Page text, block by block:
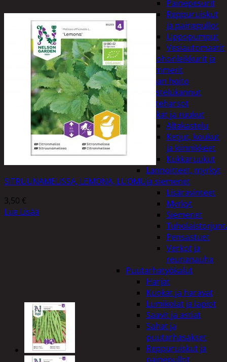
Painepesurit
Reppuruiskut
ja painepullot
Uppopumput
Vesiautomaatit
Ruohonleikkurit ja
trimmerit
Puutarhan hoito
Kastelukannut
Kateharsot
Kukat ja ruukut
Altakastelu
Ketjut, koukut
ja kiinnikkeet
Kukkaruukut
Lannoitteet, myrkyt
ja siemenet
Lisäravinteet
Myrkyt
Siemenet
Pensastuet
Verkot ja
reunanauha
Puutarhatyökalut
Harjat
Kuokat ja haravat
Lumikolat ja lapiot
Saavit ja astiat
Sahat ja
puutarhasakset
Reppuruiskut ja
painepullot
SITRUUNAMELISSA, LEMONA, LUOMU
3,50 €
Lue Lisää